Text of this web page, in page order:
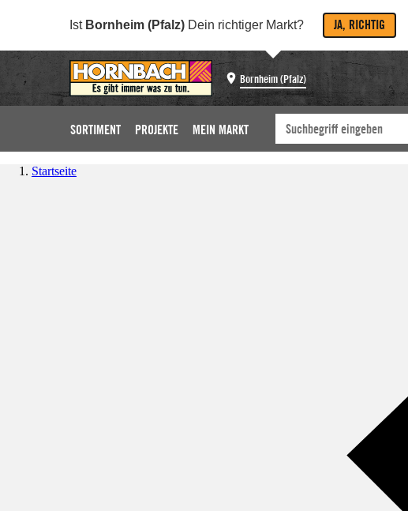
Ist Bornheim (Pfalz) Dein richtiger Markt? JA, RICHTIG
Bornheim (Pfalz)
SORTIMENT PROJEKTE MEIN MARKT
Startseite